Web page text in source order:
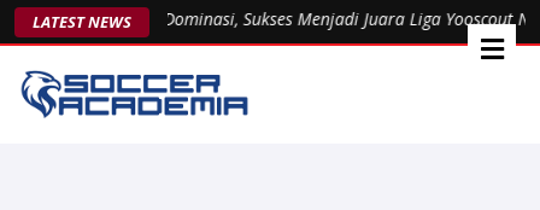
LATEST NEWS
1963 Kukuhkan Dominasi, Sukses Menjadi Juara Liga Yooscout